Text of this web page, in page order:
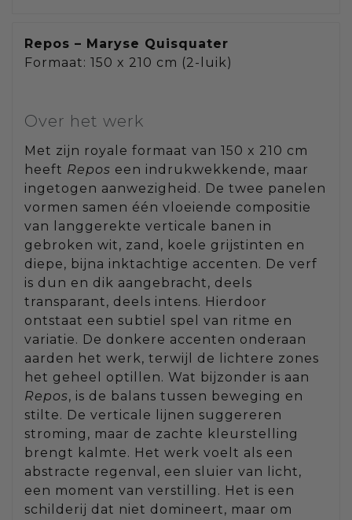
Repos – Maryse Quisquater
Formaat: 150 x 210 cm (2-luik)
Over het werk
Met zijn royale formaat van 150 x 210 cm
heeft Repos een indrukwekkende, maar
ingetogen aanwezigheid. De twee panelen
vormen samen één vloeiende compositie
van langgerekte verticale banen in
gebroken wit, zand, koele grijstinten en
diepe, bijna inktachtige accenten. De verf
is dun en dik aangebracht, deels
transparant, deels intens. Hierdoor
ontstaat een subtiel spel van ritme en
variatie. De donkere accenten onderaan
aarden het werk, terwijl de lichtere zones
het geheel optillen. Wat bijzonder is aan
Repos, is de balans tussen beweging en
stilte. De verticale lijnen suggereren
stroming, maar de zachte kleurstelling
brengt kalmte. Het werk voelt als een
abstracte regenval, een sluier van licht,
een moment van verstilling. Het is een
schilderij dat niet domineert, maar om